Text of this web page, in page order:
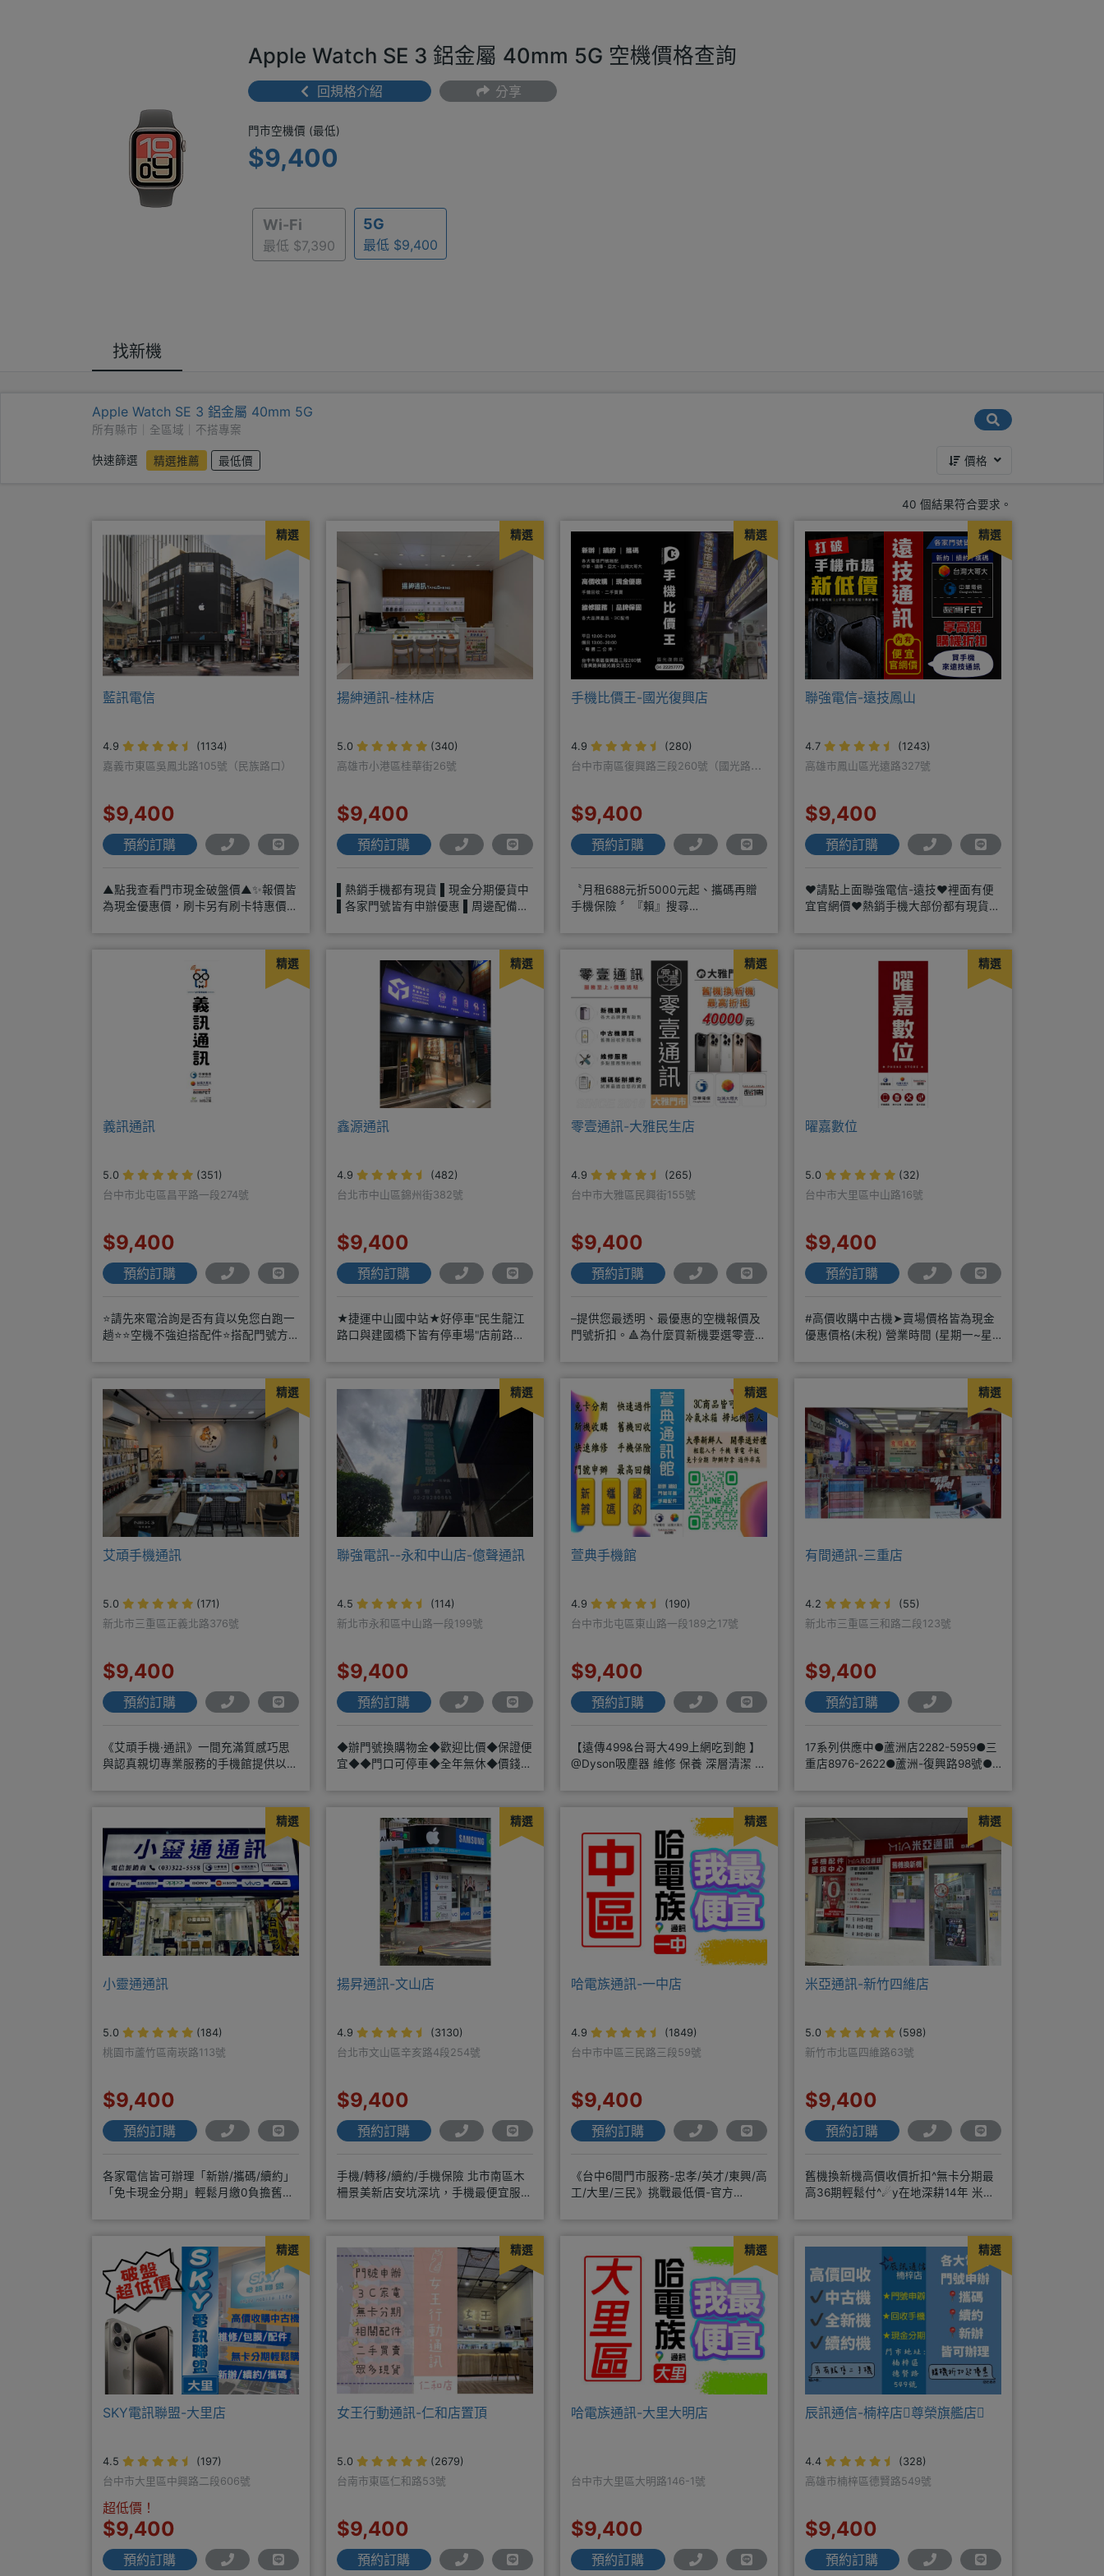
Apple Watch SE 3 鋁金屬 40mm 5G 空機價格查詢
回規格介紹 分享
門市空機價 (最低) $9,400
門市空機價 (最低)
$9,400
Wi-Fi
最低 $7,390
5G
最低 $9,400
找新機
Apple Watch SE 3 鋁金屬 40mm 5G
所有縣市｜全區域｜不搭專案
快速篩選 精選推薦 最低價 價格
40 個結果符合要求。
精選
藍訊電信
4.9
(1134)
嘉義市東區吳鳳北路105號（民族路口）
$9,400
預約訂購
▲點我查看門市現金破盤價▲✨報價皆
為現金優惠價，刷卡另有刷卡特惠價✨
精選
揚紳通訊-桂林店
5.0
(340)
高雄市小港區桂華街26號
$9,400
預約訂購
▌熱銷手機都有現貨 ▌現金分期優貨中
▌各家門號皆有申辦優惠 ▌周邊配備完
精選
手機比價王-國光復興店
4.9
(280)
台中市南區復興路三段260號（國光路口
$9,400
預約訂購
〝月租688元折5000元起、攜碼再贈
手機保險 〞『賴』搜尋
精選
聯強電信-遠技鳳山
4.7
(1243)
高雄市鳳山區光遠路327號
$9,400
預約訂購
❤️請點上面聯強電信-遠技❤️裡面有便
宜官網價❤️熱銷手機大部份都有現貨
精選
義訊通訊
5.0
(351)
台中市北屯區昌平路一段274號
$9,400
預約訂購
⭐請先來電洽詢是否有貨以免您白跑一
趟⭐⭐空機不強迫搭配件⭐搭配門號方
精選
鑫源通訊
4.9
(482)
台北市中山區錦州街382號
$9,400
預約訂購
★捷運中山國中站★好停車"民生龍江
路口與建國橋下皆有停車場"店前路口
精選
零壹通訊-大雅民生店
4.9
(265)
台中市大雅區民興街155號
$9,400
預約訂購
–提供您最透明、最優惠的空機報價及
門號折扣。🔺為什麼買新機要選零壹通
精選
曜嘉數位
5.0
(32)
台中市大里區中山路16號
$9,400
預約訂購
#高價收購中古機➤賣場價格皆為現金
優惠價格(未稅) 營業時間 (星期一~星
精選
艾頑手機通訊
5.0
(171)
新北市三重區正義北路376號
$9,400
預約訂購
《艾頑手機·通訊》一間充滿質感巧思
與認真親切專業服務的手機館提供以下
精選
聯強電訊--永和中山店-億聲通訊
4.5
(114)
新北市永和區中山路一段199號
$9,400
預約訂購
◆辦門號換購物金◆歡迎比價◆保證便
宜◆◆門口可停車◆全年無休◆價錢低
精選
萱典手機館
4.9
(190)
台中市北屯區東山路一段189之17號
$9,400
預約訂購
【遠傳499&台哥大499上網吃到飽 】
@Dyson吸塵器 維修 保養 深層清潔 周
精選
有間通訊-三重店
4.2
(55)
新北市三重區三和路二段123號
$9,400
預約訂購
17系列供應中●蘆洲店2282-5959●三
重店8976-2622●蘆洲-復興路98號●
精選
小靈通通訊
5.0
(184)
桃園市蘆竹區南崁路113號
$9,400
預約訂購
各家電信皆可辦理「新辦/攜碼/續約」
「免卡現金分期」輕鬆月繳0負擔舊機
精選
揚昇通訊-文山店
4.9
(3130)
台北市文山區辛亥路4段254號
$9,400
預約訂購
手機/轉移/續約/手機保險 北市南區木
柵景美新店安坑深坑，手機最便宜服務
精選
哈電族通訊-一中店
4.9
(1849)
台中市中區三民路三段59號
$9,400
預約訂購
《台中6間門市服務-忠孝/英才/東興/高
工/大里/三民》挑戰最低價-官方
精選
米亞通訊-新竹四維店
5.0
(598)
新竹市北區四維路63號
$9,400
預約訂購
舊機換新機高價收價折扣^無卡分期最
高36期輕鬆付^☄y在地深耕14年 米亞
精選
SKY電訊聯盟-大里店
4.5
(197)
台中市大里區中興路二段606號
超低價！
$9,400
預約訂購
精選
女王行動通訊-仁和店置頂
5.0
(2679)
台南市東區仁和路53號
$9,400
預約訂購
精選
哈電族通訊-大里大明店
台中市大里區大明路146-1號
$9,400
預約訂購
精選
辰訊通信-楠梓店尊榮旗艦店
4.4
(328)
高雄市楠梓區德賢路549號
$9,400
預約訂購